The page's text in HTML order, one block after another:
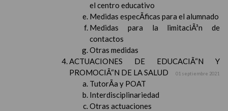
el centro educativo
Medidas especÃ­ficas para el alumnado
Medidas para la limitaciÃ³n de
contactos
Otras medidas
ACTUACIONES DE EDUCACIÃ“N Y
PROMOCIÃ“N DE LA SALUD
01 septiembre 2021
TutorÃ­a y POAT
Interdisciplinariedad
Otras actuaciones